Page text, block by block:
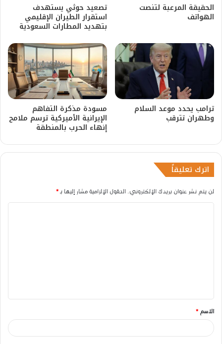
الحقيقة المرعبة لتنصت
الهواتف
​تصعيد حوثي يستهدف
استقرار الطيران الإقليمي
بتهديد المطارات السعودية
ترامب يحدد موعد السلام
وطهران تترقب
مسودة مذكرة التفاهم
الإيرانية الأميركية ترسم ملامح
إنهاء الحرب بالمنطقة
اترك تعليقاً
لن يتم نشر عنوان بريدك الإلكتروني. الحقول الإلزامية مشار إليها بـ*
ق
*
الاسم *